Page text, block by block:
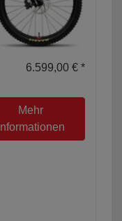
6.599,00 € *
Mehr
Informationen